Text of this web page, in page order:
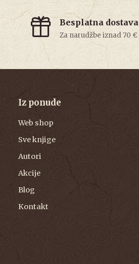
Besplatna dostava
Za narudžbe iznad 70 €
Iz ponude
Web shop
Sve knjige
Autori
Akcije
Blog
Kontakt